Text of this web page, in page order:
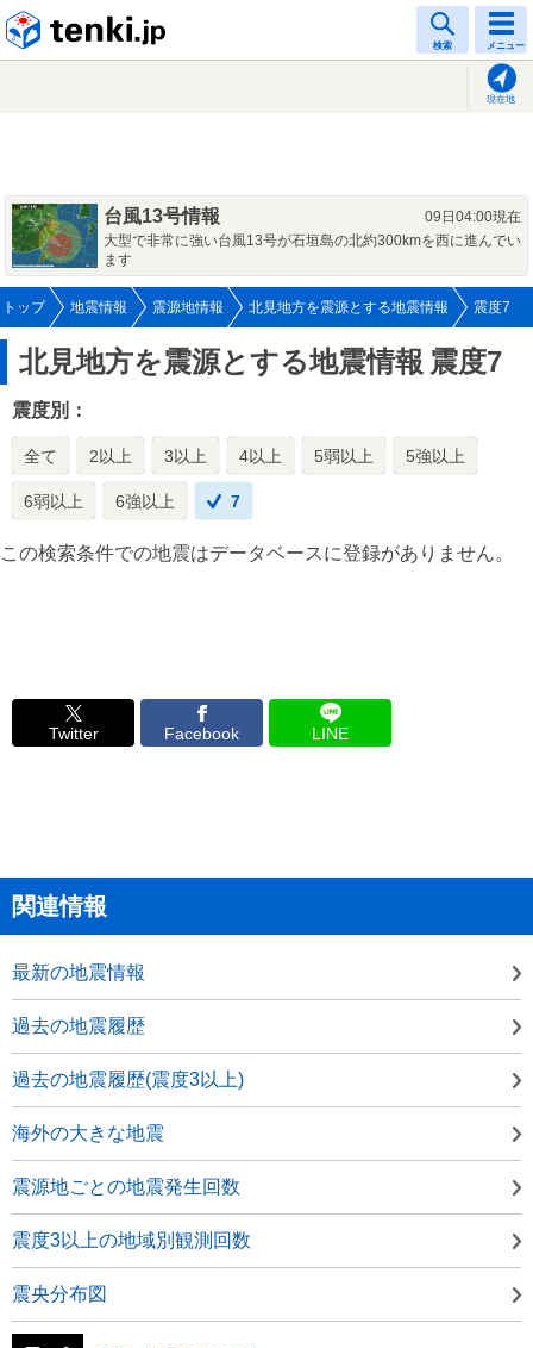
検索 メニュー
現在地
台風13号情報
09日04:00現在
大型で非常に強い台風13号が石垣島の北約300kmを西に進んでい
ます
トップ 地震情報 震源地情報 北見地方を震源とする地震情報 震度7
北見地方を震源とする地震情報 震度7
震度別：
全て 2以上 3以上 4以上 5弱以上 5強以上
6弱以上 6強以上 7
この検索条件での地震はデータベースに登録がありません。
Twitter Facebook LINE
関連情報
最新の地震情報
過去の地震履歴
過去の地震履歴(震度3以上)
海外の大きな地震
震源地ごとの地震発生回数
震度3以上の地域別観測回数
震央分布図